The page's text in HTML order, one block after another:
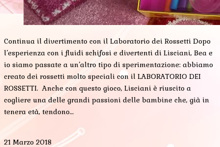
Continua il divertimento con il Laboratorio dei Rossetti Dopo
l’esperienza con i fluidi schifosi e divertenti di Lisciani, Bea e
io siamo passate a un’altro tipo di sperimentazione: abbiamo
creato dei rossetti molto speciali con il LABORATORIO DEI
ROSSETTI. Anche con questo gioco, Lisciani è riuscito a
cogliere una delle grandi passioni delle bambine che, già in
tenera età, tendono…
21 Marzo 2018